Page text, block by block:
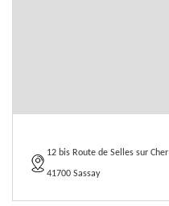
12 bis Route de Selles sur Cher
41700 Sassay